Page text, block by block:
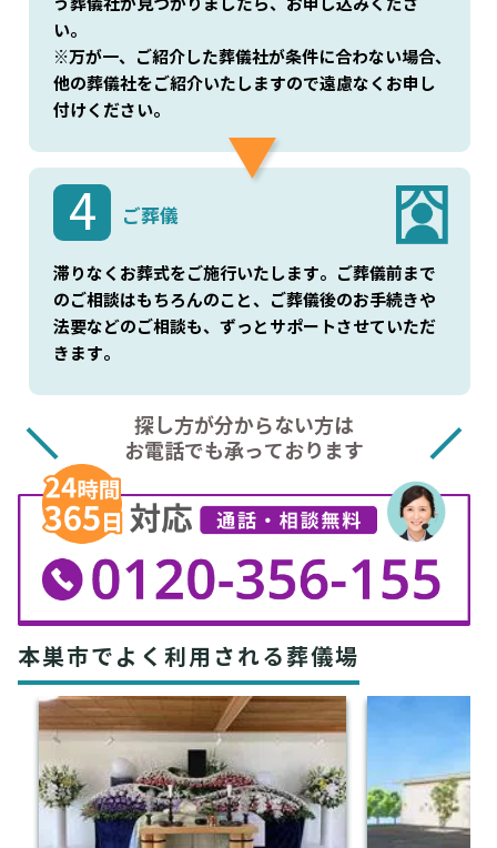
い。
※万が一、ご紹介した葬儀社が条件に合わない場合、
他の葬儀社をご紹介いたしますので遠慮なくお申し
付けください。
4 ご葬儀
滞りなくお葬式をご施行いたします。ご葬儀前まで
のご相談はもちろんのこと、ご葬儀後のお手続きや
法要などのご相談も、ずっとサポートさせていただ
きます。
探し方が分からない方は
お電話でも承っております
本巣市でよく利用される葬儀場